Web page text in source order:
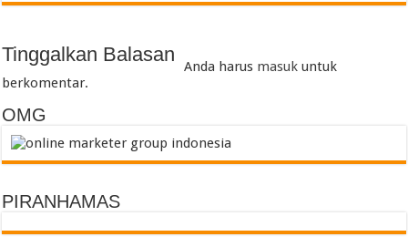
Tinggalkan Balasan
Anda harus masuk untuk
berkomentar.
OMG
PIRANHAMAS